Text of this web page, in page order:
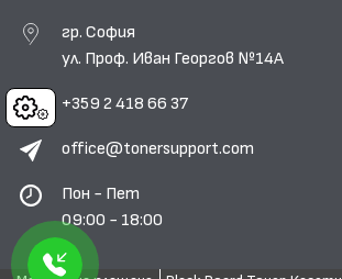
Cookies
гр. София
ул. Проф. Иван Георгов №14А
+359 2 418 66 37
office@tonersupport.com
Пон - Пет
09:00 - 18:00